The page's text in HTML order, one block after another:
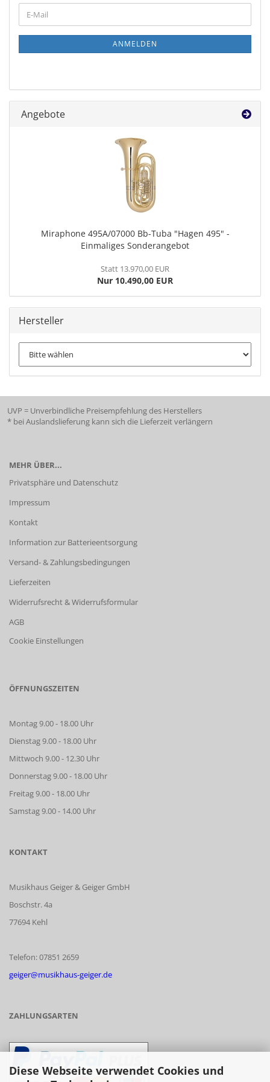
Diese Webseite verwendet Cookies und
ZUR
NEWSLETTER-
E-
Mail
ANMELDEN
Angebote
Miraphone 495A/07000 Bb-Tuba "Hagen 495" -
Einmaliges Sonderangebot
Statt 13.970,00 EUR
Nur 10.490,00 EUR
Hersteller
UVP = Unverbindliche Preisempfehlung des Herstellers
* bei Auslandslieferung kann sich die Lieferzeit verlängern
MEHR ÜBER...
Privatsphäre und Datenschutz
Impressum
Kontakt
Information zur Batterieentsorgung
Versand- & Zahlungsbedingungen
Lieferzeiten
Widerrufsrecht & Widerrufsformular
AGB
Cookie Einstellungen
ÖFFNUNGSZEITEN
Montag 9.00 - 18.00 Uhr
Dienstag 9.00 - 18.00 Uhr
Mittwoch 9.00 - 12.30 Uhr
Donnerstag 9.00 - 18.00 Uhr
Freitag 9.00 - 18.00 Uhr
Samstag 9.00 - 14.00 Uhr
KONTAKT
Musikhaus Geiger & Geiger GmbH
Boschstr. 4a
77694 Kehl
Telefon: 07851 2659
geiger@musikhaus-geiger.de
ZAHLUNGSARTEN